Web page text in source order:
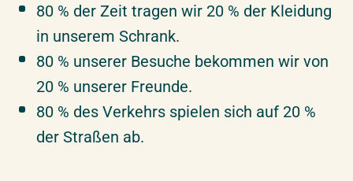
80 % der Zeit tragen wir 20 % der Kleidung
in unserem Schrank.
80 % unserer Besuche bekommen wir von
20 % unserer Freunde.
80 % des Verkehrs spielen sich auf 20 %
der Straßen ab.